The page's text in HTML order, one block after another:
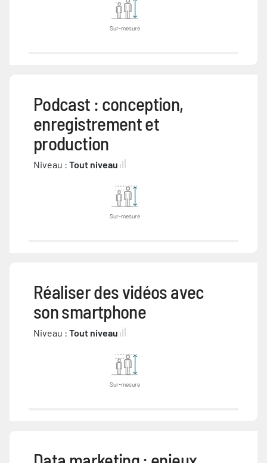
Sur-mesure
Podcast : conception,
enregistrement et
production
Niveau : Tout niveau
Sur-mesure
Réaliser des vidéos avec
son smartphone
Niveau : Tout niveau
Sur-mesure